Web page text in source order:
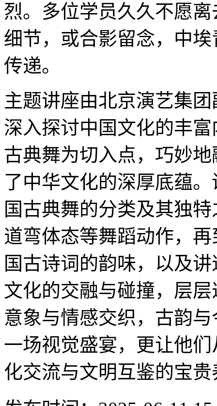
烈。多位学员久久不愿
细节，或合影留念，中
传递。
主题讲座由北京演艺集
深入探讨中国文化的丰
古典舞为切入点，巧妙
了中华文化的深厚底蕴
国古典舞的分类及其独
道弯体态等舞蹈动作，
国古诗词的韵味，以及
文化的交融与碰撞，层
意象与情感交织，古韵
一场视觉盛宴，更让他
化交流与文明互鉴的宝贵